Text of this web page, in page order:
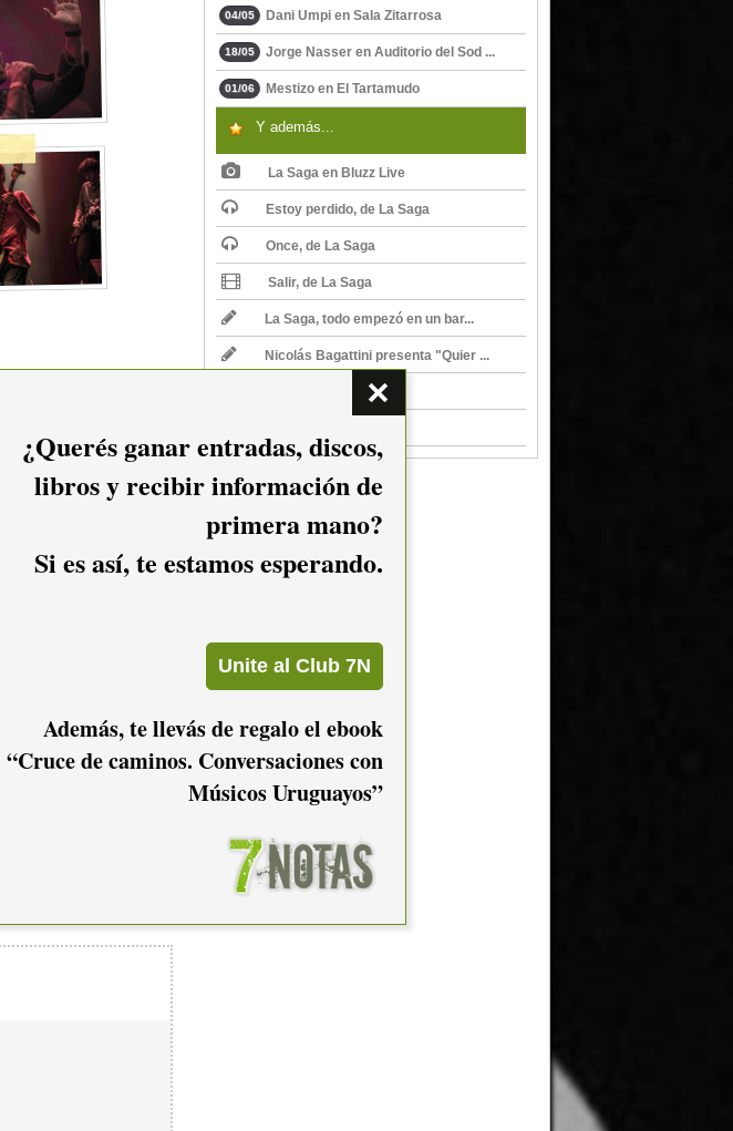
2014
04/05 Dani Umpi en Sala Zitarrosa
18/05 Jorge Nasser en Auditorio del Sod ...
01/06 Mestizo en El Tartamudo
Y además...
La Saga en Bluzz Live
Estoy perdido, de La Saga
Once, de La Saga
Salir, de La Saga
La Saga, todo empezó en un bar...
Nicolás Bagattini presenta "Quier ...
La Saga en El Plaza
¿Querés ganar entradas, discos,
libros y recibir información de
primera mano?
Si es así, te estamos esperando.
Además, te llevás de regalo el ebook
“Cruce de caminos. Conversaciones con
Músicos Uruguayos”